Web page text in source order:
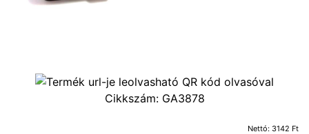
Cikkszám: GA3878
Nettó: 3142 Ft